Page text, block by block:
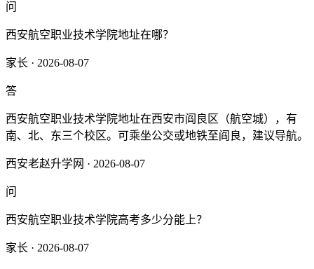
问
西安航空职业技术学院地址在哪？
家长 · 2026-08-07
答
西安航空职业技术学院地址在西安市阎良区（航空城），有
南、北、东三个校区。可乘坐公交或地铁至阎良，建议导航。
西安老赵升学网 · 2026-08-07
问
西安航空职业技术学院高考多少分能上？
家长 · 2026-08-07